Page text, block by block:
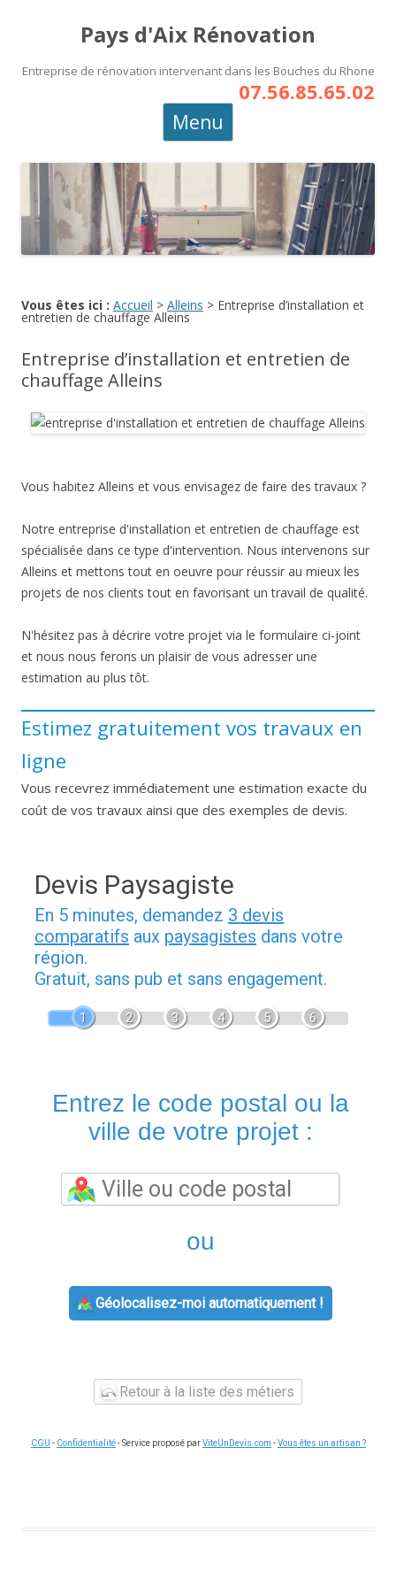
Pays d'Aix Rénovation
Entreprise de rénovation intervenant dans les Bouches du Rhone
07.56.85.65.02
Menu
Vous êtes ici : Accueil > Alleins > Entreprise d’installation et
entretien de chauffage Alleins
Entreprise d’installation et entretien de
chauffage Alleins
Vous habitez Alleins et vous envisagez de faire des travaux ?
Notre entreprise d'installation et entretien de chauffage est
spécialisée dans ce type d'intervention. Nous intervenons sur
Alleins et mettons tout en oeuvre pour réussir au mieux les
projets de nos clients tout en favorisant un travail de qualité.
N'hésitez pas à décrire votre projet via le formulaire ci-joint
et nous nous ferons un plaisir de vous adresser une
estimation au plus tôt.
Estimez gratuitement vos travaux en
ligne
Vous recevrez immédiatement une estimation exacte du
coût de vos travaux ainsi que des exemples de devis.
Devis Paysagiste
En 5 minutes, demandez 3 devis
comparatifs aux paysagistes dans votre
région.
Gratuit, sans pub et sans engagement.
1 2 3 4 5 6
Entrez le code postal ou la
ville de votre projet :
ou
Géolocalisez-moi automatiquement !
Retour à la liste des métiers
CGU - Confidentialité- Service proposé parViteUnDevis.com -Vous êtes un artisan ?